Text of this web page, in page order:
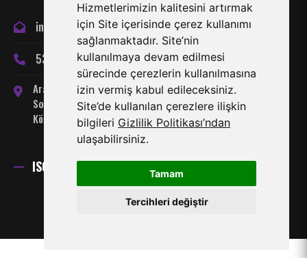
Hizmetlerimizin kalitesini artırmak
için Site içerisinde çerez kullanımı
sağlanmaktadır. Site’nin
kullanılmaya devam edilmesi
sürecinde çerezlerin kullanılmasına
izin vermiş kabul edileceksiniz.
Site’de kullanılan çerezlere ilişkin
bilgileri Gizlilik Politikası’ndan
ulaşabilirsiniz.
Tamam
Tercihleri değiştir
info@miraclespor.com
533 866 24 66
Arabahmet Mahallesi, Server
Somuncuoğlu Sokak No:7
Köşklüçiftlik-Lefkoşa
ISO 27001 Sertifikası